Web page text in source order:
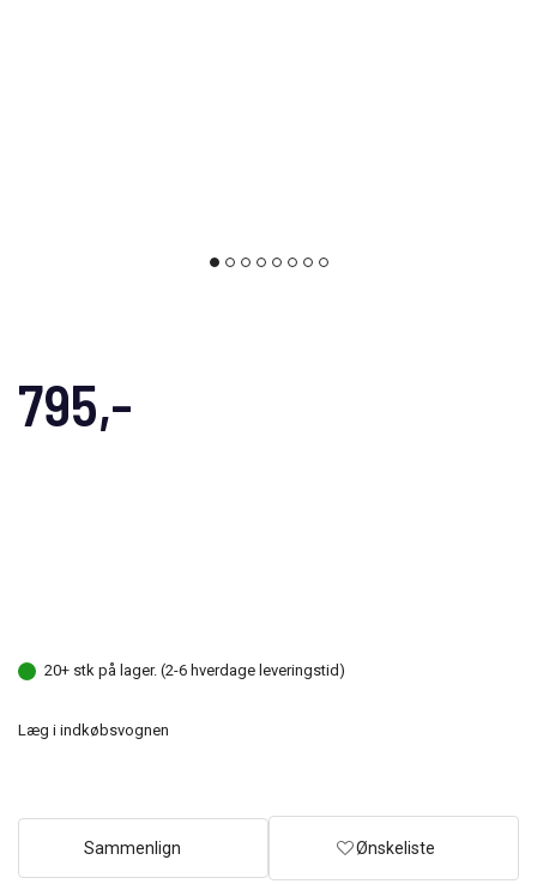
795,-
20+ stk på lager. (2-6 hverdage leveringstid)
Læg i indkøbsvognen
Sammenlign Ønskeliste